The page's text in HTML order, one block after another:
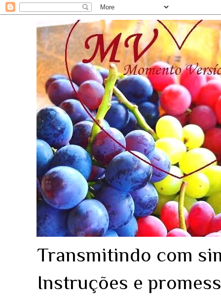
Transmitindo com
Instruções e